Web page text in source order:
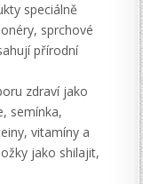
speciálně
sprchové
přírodní
zdraví jako
semínka,
vitamíny a
jako shilajit,